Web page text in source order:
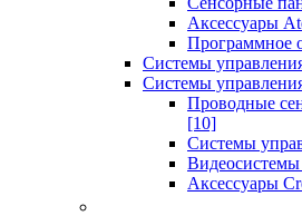
Аксессуары
Программное
Системы
Системы
Проводные
[10]
Системы
Видеосистемы
Аксессуары